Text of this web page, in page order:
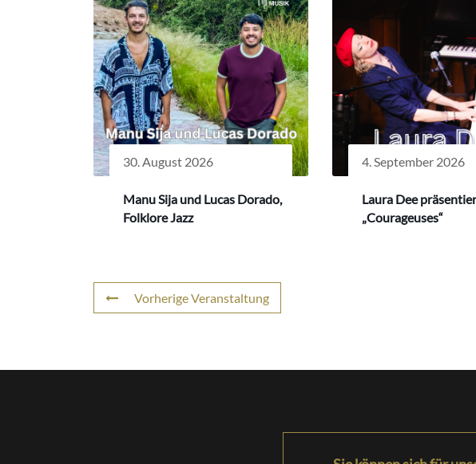
30. August 2026
Manu Sija und Lucas Dorado,
Folklore Jazz
4. September 2026
Laura Dee
„Courageuses“
Vorherige Veranstaltung